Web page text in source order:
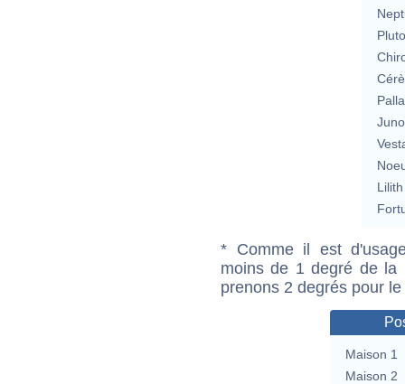
Lilith
* Comme il est
moins de 1 degré de la
prenons 2 degrés pour
Maison 1
Maison 2